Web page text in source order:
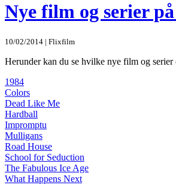
Nye film og serier
10/02/2014 | Flixfilm
Herunder kan du se hvilke nye film og
1984
Colors
Dead Like Me
Hardball
Impromptu
Mulligans
Road House
School for Seduction
The Fabulous Ice Age
What Happens Next